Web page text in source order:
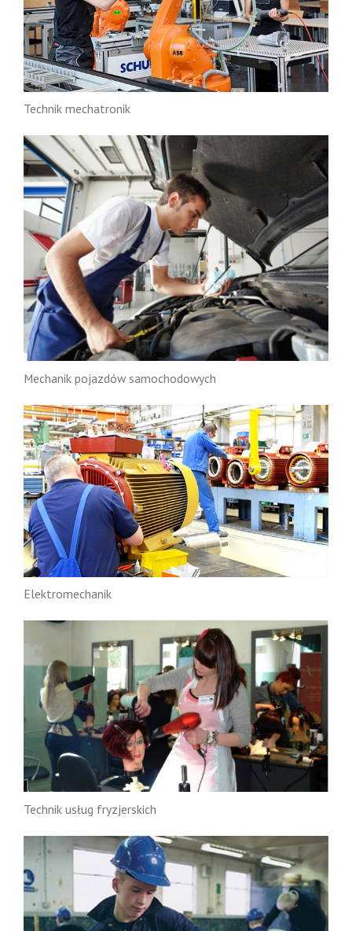
Technik mechatronik
Mechanik pojazdów samochodowych
Elektromechanik
Technik usług fryzjerskich